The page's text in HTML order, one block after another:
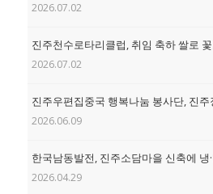
2026.07.02
2026.07.02
2026.06.09
한국남동발전, 진주소담마을 신축에 냉
2026.04.29